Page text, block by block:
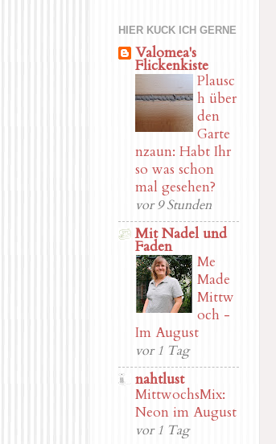
HIER KUCK ICH GERNE
Valomea's
Flickenkiste
Plausc
h über
den
Garte
nzaun: Habt Ihr
so was schon
mal gesehen?
vor 9 Stunden
Mit Nadel und
Faden
Me
Made
Mittw
och -
Im August
vor 1 Tag
nahtlust
MittwochsMix:
Neon im August
vor 1 Tag